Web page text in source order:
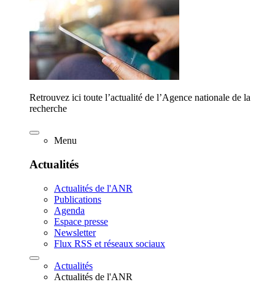
Retrouvez ici toute l’actualité de l’Agence nationale de la
recherche
Menu
Actualités
Actualités de l'ANR
Publications
Agenda
Espace presse
Newsletter
Flux RSS et réseaux sociaux
Actualités
Actualités de l'ANR